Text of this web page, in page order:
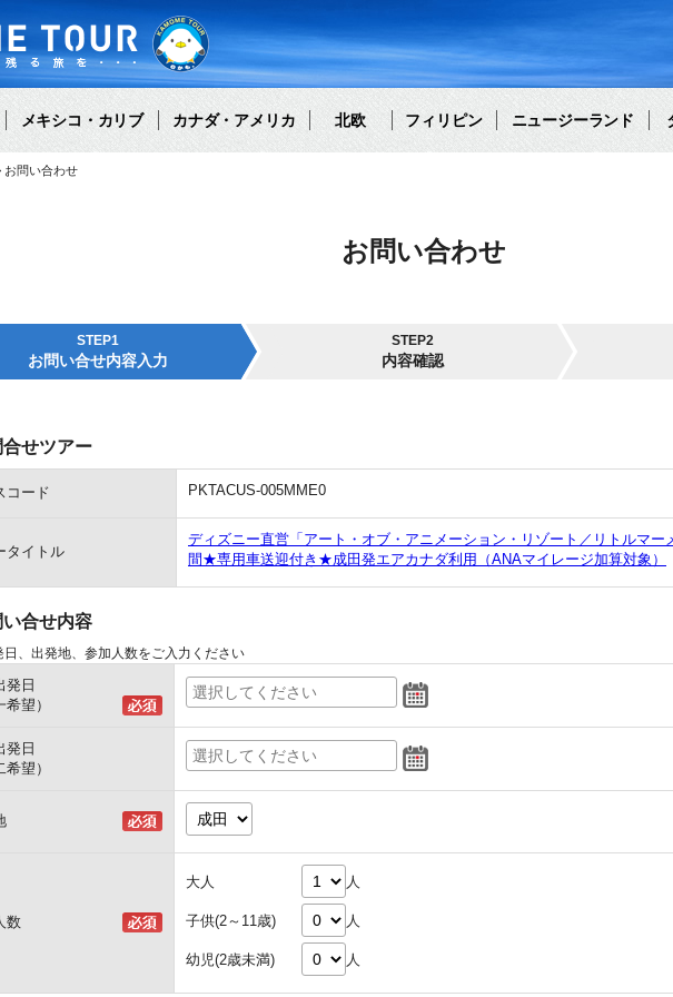
メキシコ・カリブ カナダ・アメリカ 北欧 フィリピン ニュージーランド
お問い合わせ
お問い合わせ
STEP1
お問い合せ内容入力
STEP2
内容確認
せツアー
コード PKTACUS-005MME0
タイトル
ディズニー直営「アート・オブ・アニメーション・リゾート／リトルマー
間★専用車送迎付き★成田発エアカナダ利用（ANAマイレージ加算対象）
合せ内容
日、出発地、参加人数をご入力ください
発日
希望）
発日
希望）
数
大人 人
子供(2～11歳) 人
幼児(2歳未満) 人